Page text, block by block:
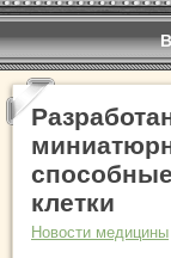
клетки
Новости медицины